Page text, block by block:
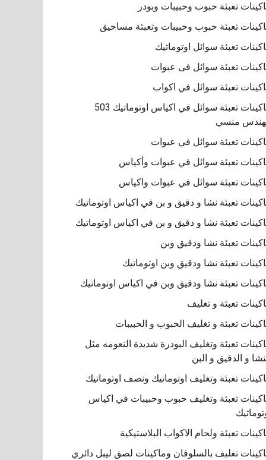
تعبئة حبوب وحبيبات وبودر
تعبئة حبوب وحبيبات وتعبئة مساحيق
تعبئة سوائل اوتوماتيك
تعبئة سوائل فى عبوات
تعبئة سوائل في اكواب
ماكينات تعبئة سوائل في اكياس اوتوماتيك 503
منسي
تعبئة سوائل في عبوات
تعبئة سوائل في عبوات وأكياس
تعبئة سوائل في عبوات واكياس
تعبئة نشا و دقيق و بن في اكياس اوتوماتيك
تعبئة نشا و دقيق و بن في اكياس اوتوماتيك
تعبئة نشا ودقيق وبن
تعبئة نشا ودقيق وبن اوتوماتيك
تعبئة نشا ودقيق وبن في اكياس اوتوماتيك
تعبئة و تغليف
تعبئة و تغليف الحبوب و الحبيبات
تعبئة وتغليف البودرة شديدة النعومه مثل
و الدقيق و البن
تعبئة وتغليف اوتوماتيك ونصف اوتوماتيك
تعبئة وتغليف حبوب وحبيبات في اكياس
تعبئة ولحام الاكواب البلاستيكية
تغليف بالسلوفان وماكينات لصق ليبل دائري